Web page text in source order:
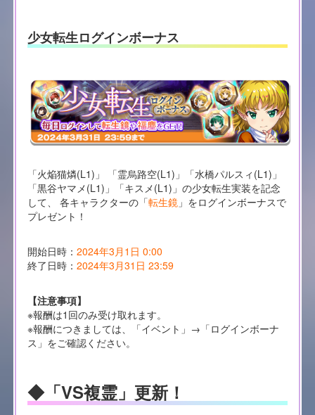
少女転生ログインボーナス
「火焔猫燐(L1)」 「霊烏路空(L1)」「水橋パルスィ(L1)」
「黒谷ヤマメ(L1)」「キスメ(L1)」の少女転生実装を記念
して、 各キャラクターの「転生鏡」をログインボーナスで
プレゼント！
開始日時： 2024年3月1日 0:00
終了日時： 2024年3月31日 23:59
【注意事項】
※報酬は1回のみ受け取れます。
※報酬につきましては、「イベント」→「ログインボーナ
ス」をご確認ください。
◆「VS複霊」更新！